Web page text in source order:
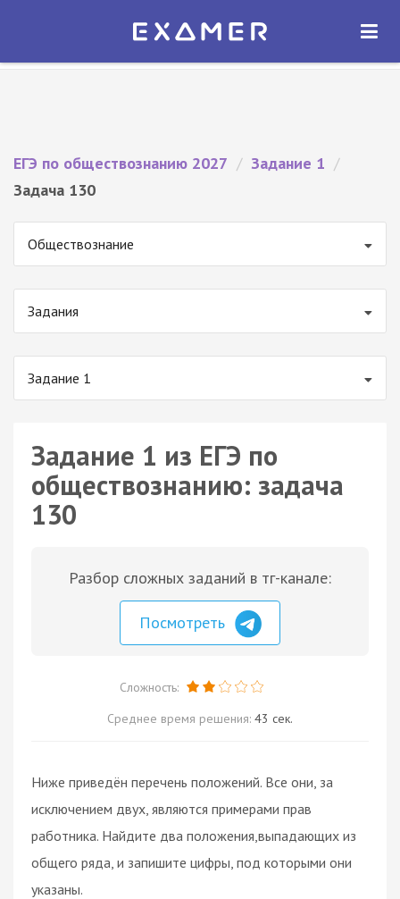
Экзамер — ЕГЭ 2027
ОТКРЫТЬ
ЕГЭ по обществознанию 2027 / Задание 1 /
Задача 130
Обществознание
Задания
Задание 1
Задание 1 из ЕГЭ по
обществознанию: задача
130
Разбор сложных заданий в тг-канале:
Посмотреть
Сложность:
Среднее время решения: 43 сек.
Ниже приведён перечень положений. Все они, за
исключением двух, являются примерами прав
работника. Найдите два положения,выпадающих из
общего ряда, и запишите цифры, под которыми они
указаны.